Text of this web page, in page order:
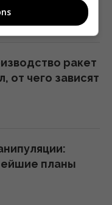
– Зеленский
ракет
от чего зависят
планы